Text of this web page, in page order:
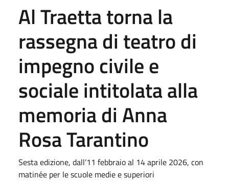
Al Traetta torna la
rassegna di teatro di
impegno civile e
sociale intitolata alla
memoria di Anna
Rosa Tarantino
Sesta edizione, dall’11 febbraio al 14 aprile 2026, con
matinée per le scuole medie e superiori